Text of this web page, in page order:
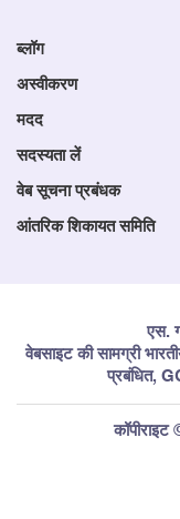
ब्लॉग
अस्वीकरण
मदद
सदस्यता लें
वेब सूचना प्रबंधक
आंतरिक शिकायत समिति
एस.
वेबसाइट की सामग्री
प्रबंधित,
कॉपीराइट